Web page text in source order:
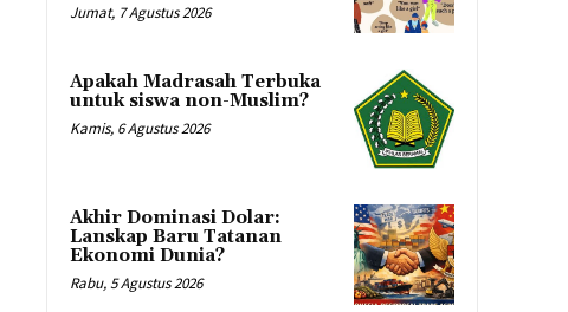
Jumat, 7 Agustus 2026
Apakah Madrasah Terbuka
untuk siswa non-Muslim?
Kamis, 6 Agustus 2026
Akhir Dominasi Dolar:
Lanskap Baru Tatanan
Ekonomi Dunia?
Rabu, 5 Agustus 2026